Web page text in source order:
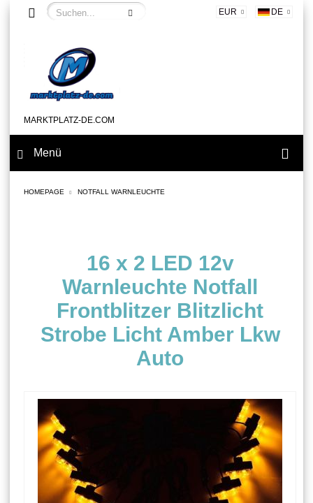
EUR DE
MARKTPLATZ-DE.COM
Menü
HOMEPAGE NOTFALL WARNLEUCHTE
16 x 2 LED 12v
Warnleuchte Notfall
Frontblitzer Blitzlicht
Strobe Licht Amber Lkw
Auto